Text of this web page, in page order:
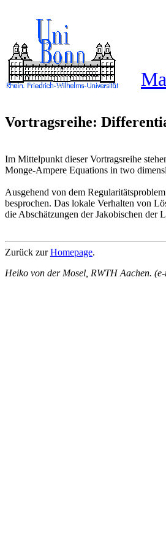
Vortragsreihe:
Im Mittelpunkt dieser Vortragsreihe
Monge-Ampere Equations in two
Ausgehend von dem
besprochen. Das lokale Verhalten von
die Abschätzungen der Jakobischen
Zurück zurHomepage.
Heiko von der Mosel, RWTH Aachen.